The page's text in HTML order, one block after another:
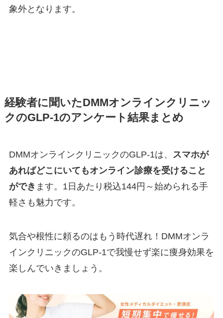
象外となります。
経験者に聞いたDMMオンラインクリニッ
クのGLP-1のアンケート結果まとめ
DMMオンラインクリニックのGLP-1は、
スマホが
あればどこにいてもオンライン診療を受けること
ができ ます。1日あたり税込144円～始められる手
軽さも魅力です。
気合や根性に頼るのはもう時代遅れ！DMMオンラ
インクリニックのGLP-1で我慢せず楽に痩身効果を
楽しんでいきましょう。